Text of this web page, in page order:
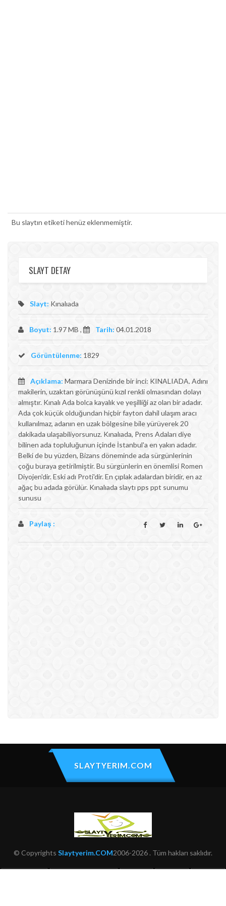
Bu slaytın etiketi henüz eklenmemiştir.
SLAYT DETAY
Slayt: Kınalıada
Boyut: 1.97 MB , Tarih: 04.01.2018
Görüntülenme: 1829
Açıklama: Marmara Denizinde bir inci: KINALIADA. Adını
makilerin, uzaktan görünüşünü kızıl renkli olmasından dolayı
almıştır. Kınalı Ada bolca kayalık ve yeşilliği az olan bir adadır.
Ada çok küçük olduğundan hiçbir fayton dahil ulaşım aracı
kullanılmaz, adanın en uzak bölgesine bile yürüyerek 20
dakikada ulaşabiliyorsunuz. Kınalıada, Prens Adaları diye
bilinen ada topluluğunun içinde İstanbul'a en yakın adadır.
Belki de bu yüzden, Bizans döneminde ada sürgünlerinin
çoğu buraya getirilmiştir. Bu sürgünlerin en önemlisi Romen
Diyojen'dir. Eski adı Proti'dir. En çıplak adalardan biridir, en az
ağaç bu adada görülür. Kınalıada slaytı pps ppt sunumu
sunusu
Paylaş :
SLAYTYERIM.COM
© Copyrights Slaytyerim.COM2006-2026 . Tüm hakları saklıdır.